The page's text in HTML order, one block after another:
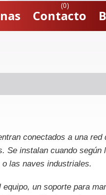
Contacto
(0)
conectados a una red
Se instalan cuando según
las naves industriales.
un soporte para